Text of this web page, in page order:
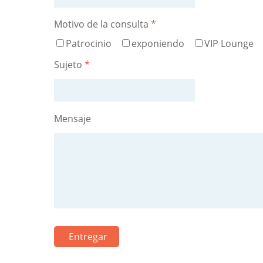
Motivo de la consulta *
Patrocinio
exponiendo
VIP Lounge
Sujeto *
Mensaje
Entregar